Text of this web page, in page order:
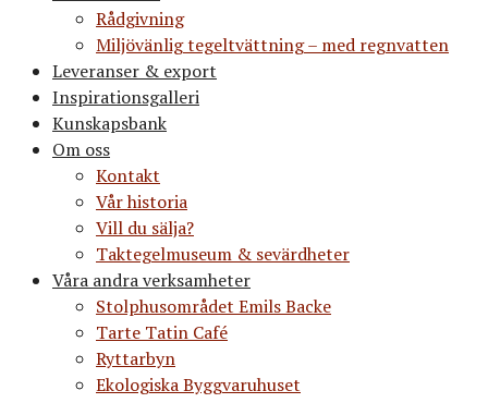
Rådgivning
Miljövänlig tegeltvättning – med regnvatten
Leveranser & export
Inspirationsgalleri
Kunskapsbank
Om oss
Kontakt
Vår historia
Vill du sälja?
Taktegelmuseum & sevärdheter
Våra andra verksamheter
Stolphusområdet Emils Backe
Tarte Tatin Café
Ryttarbyn
Ekologiska Byggvaruhuset